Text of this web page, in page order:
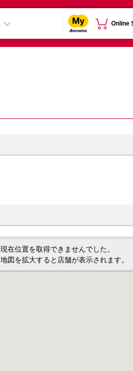
Online
現在位置を取得できませんでした。
地図を拡大すると店舗が表示されます。